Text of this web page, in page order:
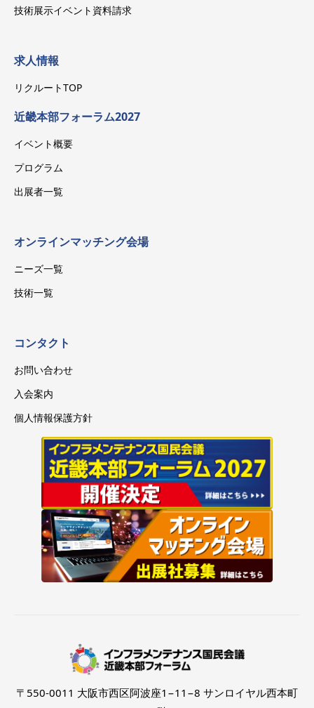
技術展示イベント資料請求
求人情報
リクルートTOP
近畿本部フォーラム2027
イベント概要
プログラム
出展者一覧
オンラインマッチング会場
ニーズ一覧
技術一覧
コンタクト
お問い合わせ
入会案内
個人情報保護方針
〒550-0011 大阪市西区阿波座1−11−8 サンロイヤル西本町